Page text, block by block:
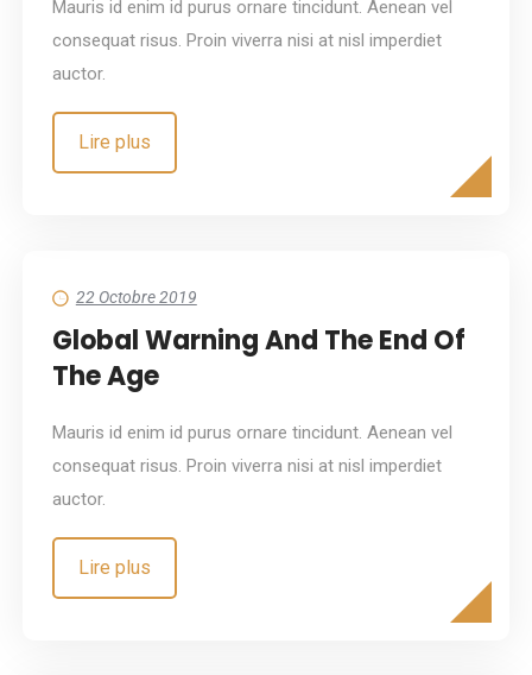
Mauris id enim id purus ornare tincidunt. Aenean vel
consequat risus. Proin viverra nisi at nisl imperdiet
auctor.
Lire plus
22 Octobre 2019
Global Warning And The End Of
The Age
Mauris id enim id purus ornare tincidunt. Aenean vel
consequat risus. Proin viverra nisi at nisl imperdiet
auctor.
Lire plus